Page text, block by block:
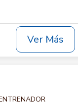
Ver Más